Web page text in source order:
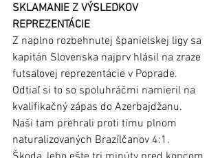
SKLAMANIE Z VÝSLEDKOV
REPREZENTÁCIE
Z naplno rozbehnutej španielskej ligy sa
kapitán Slovenska najprv hlásil na zraze
futsalovej reprezentácie v Poprade.
Odtiaľ si to so spoluhráčmi namieril na
kvalifikačný zápas do Azerbajdžanu.
Naši tam prehrali proti tímu plnom
naturalizovaných Brazílčanov 4:1.